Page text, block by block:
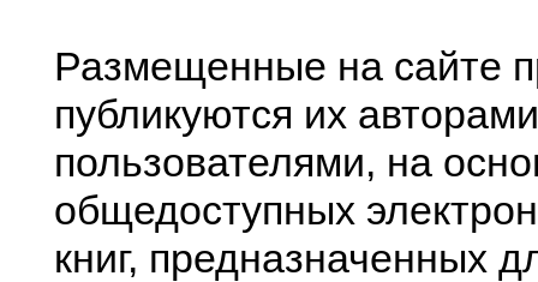
Размещенные на сайте
публикуются их
пользователями, на
общедоступных
книг, предназначенных